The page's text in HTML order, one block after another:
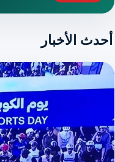
أحدث الأخبار